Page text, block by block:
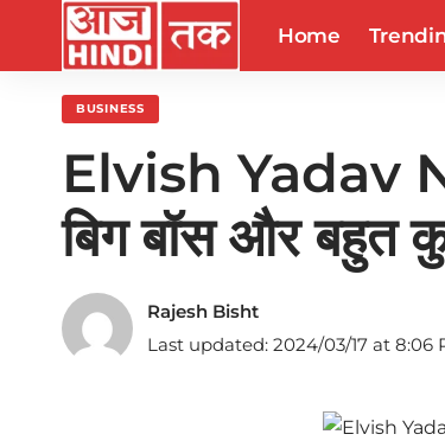
Home
BUSINESS
Elvish Yadav
बिग बॉस और बहुत
Last updated: 2024/03/17 at 8:06
Rajesh Bisht